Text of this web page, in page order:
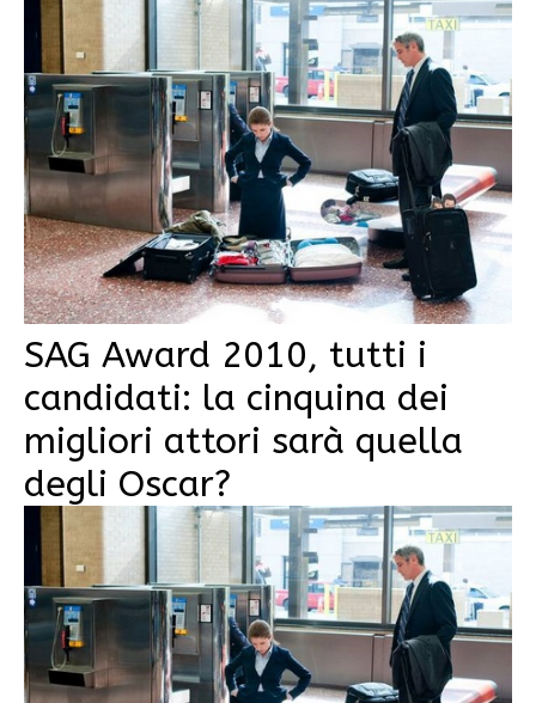
SAG Award 2010, tutti i
candidati: la cinquina dei
migliori attori sarà quella
degli Oscar?